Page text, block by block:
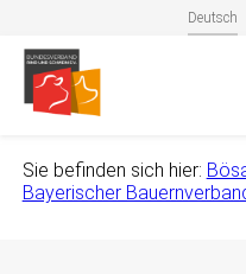
Deutsch
Sie befinden sich hier:
Bayerischer